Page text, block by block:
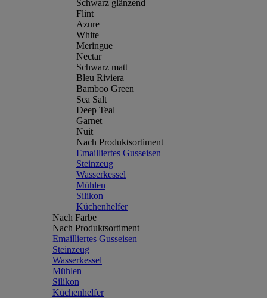
Schwarz glänzend
Flint
Azure
White
Meringue
Nectar
Schwarz matt
Bleu Riviera
Bamboo Green
Sea Salt
Deep Teal
Garnet
Nuit
Nach Produktsortiment
Emailliertes Gusseisen
Steinzeug
Wasserkessel
Mühlen
Silikon
Küchenhelfer
Nach Farbe
Nach Produktsortiment
Emailliertes Gusseisen
Steinzeug
Wasserkessel
Mühlen
Silikon
Küchenhelfer